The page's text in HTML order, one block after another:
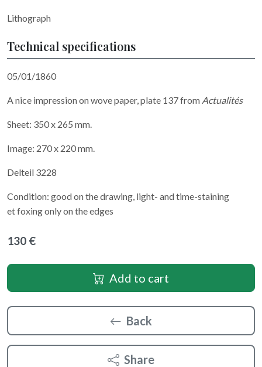
Lithograph
Technical specifications
05/01/1860
A nice impression on wove paper, plate 137 from Actualités
Sheet: 350 x 265 mm.
Image: 270 x 220 mm.
Delteil 3228
Condition: good on the drawing, light- and time-staining
et foxing only on the edges
130 €
Add to cart
Back
Share